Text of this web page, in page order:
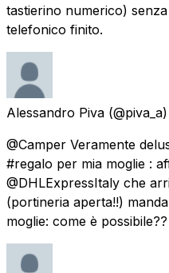
tastierino numerico)
telefonico finito.
Alessandro Piva
@Camper Veramente
#regalo per mia moglie :
@DHLExpressItaly che
(portineria aperta!!)
moglie: come è possibile??